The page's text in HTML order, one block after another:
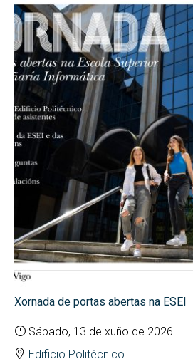
Xornada de portas abertas na ESEI
Sábado, 13 de xuño de 2026
Edificio Politécnico